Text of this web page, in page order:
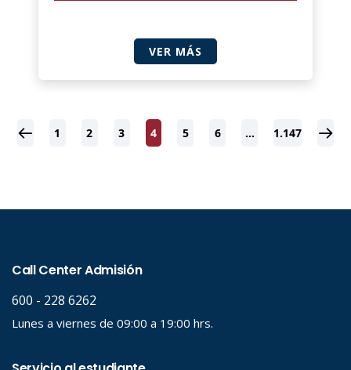
VER MÁS
1 2 3 4 5 6 … 1.147